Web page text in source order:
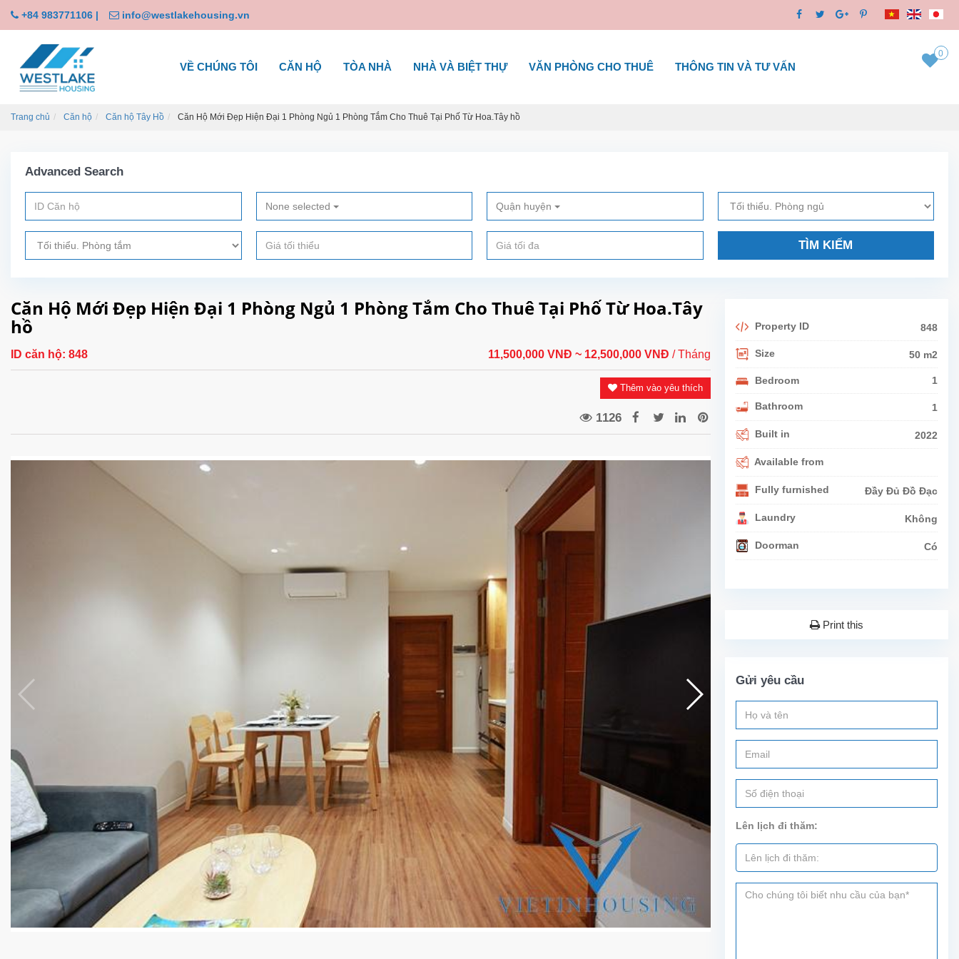
+84 983771106 | info@westlakehousing.vn
VỀ CHÚNG TÔI CĂN HỘ TÒA NHÀ NHÀ VÀ BIỆT THỰ VĂN PHÒNG CHO THUÊ THÔNG TIN VÀ TƯ VẤN
0
Trang chủ Căn hộ Căn hộ Tây Hồ Căn Hộ Mới Đẹp Hiện Đại 1 Phòng Ngủ 1 Phòng Tắm Cho Thuê Tại Phố Từ Hoa.Tây hồ
Advanced Search
None selected Quận huyện
TÌM KIẾM
Căn Hộ Mới Đẹp Hiện Đại 1 Phòng Ngủ 1 Phòng Tắm Cho Thuê Tại Phố Từ Hoa.Tây
hồ
ID căn hộ: 848 11,500,000 VNĐ ~ 12,500,000 VNĐ / Tháng
Thêm vào yêu thích
1126
Property ID 848
Size 50 m2
Bedroom 1
Bathroom 1
Built in 2022
Available from
Fully furnished Đầy Đủ Đồ Đạc
Laundry Không
Doorman Có
Print this
Gửi yêu cầu
Lên lịch đi thăm: